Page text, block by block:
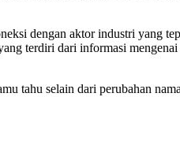
dengan aktor industri yang
terdiri dari informasi
tahu selain dari perubahan